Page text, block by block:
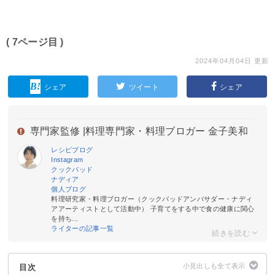
( 7ページ目 )
2024年04月04日 更新
シェア ツイート シェア
専門家監修 | 料理専門家・料理ブロガー 金子美和
レシピブログ
Instagram
クックパッド
ナディア
個人ブログ
料理研究家・料理ブロガー（クックパッドアンバサダー・ナディ
アアーティストとして活動中） 子育てをする中で食の健康に関心
を持ち...
ライターの記事一覧
目次